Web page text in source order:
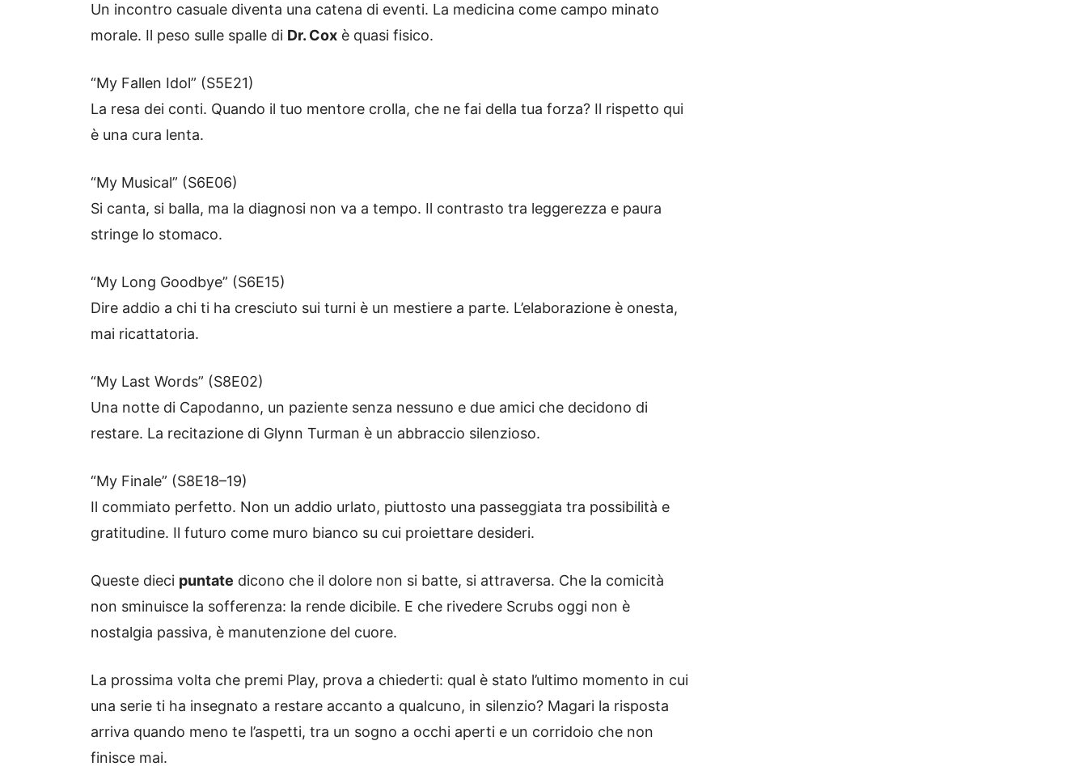
Un incontro casuale diventa una catena di eventi. La medicina come campo minato
morale. Il peso sulle spalle di Dr. Cox è quasi fisico.
“My Fallen Idol” (S5E21)
La resa dei conti. Quando il tuo mentore crolla, che ne fai della tua forza? Il rispetto qui
è una cura lenta.
“My Musical” (S6E06)
Si canta, si balla, ma la diagnosi non va a tempo. Il contrasto tra leggerezza e paura
stringe lo stomaco.
“My Long Goodbye” (S6E15)
Dire addio a chi ti ha cresciuto sui turni è un mestiere a parte. L’elaborazione è onesta,
mai ricattatoria.
“My Last Words” (S8E02)
Una notte di Capodanno, un paziente senza nessuno e due amici che decidono di
restare. La recitazione di Glynn Turman è un abbraccio silenzioso.
“My Finale” (S8E18–19)
Il commiato perfetto. Non un addio urlato, piuttosto una passeggiata tra possibilità e
gratitudine. Il futuro come muro bianco su cui proiettare desideri.
Queste dieci puntate dicono che il dolore non si batte, si attraversa. Che la comicità
non sminuisce la sofferenza: la rende dicibile. E che rivedere Scrubs oggi non è
nostalgia passiva, è manutenzione del cuore.
La prossima volta che premi Play, prova a chiederti: qual è stato l’ultimo momento in cui
una serie ti ha insegnato a restare accanto a qualcuno, in silenzio? Magari la risposta
arriva quando meno te l’aspetti, tra un sogno a occhi aperti e un corridoio che non
finisce mai.